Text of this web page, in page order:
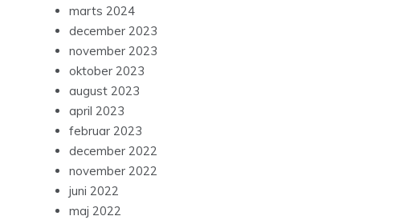
marts 2024
december 2023
november 2023
oktober 2023
august 2023
april 2023
februar 2023
december 2022
november 2022
juni 2022
maj 2022